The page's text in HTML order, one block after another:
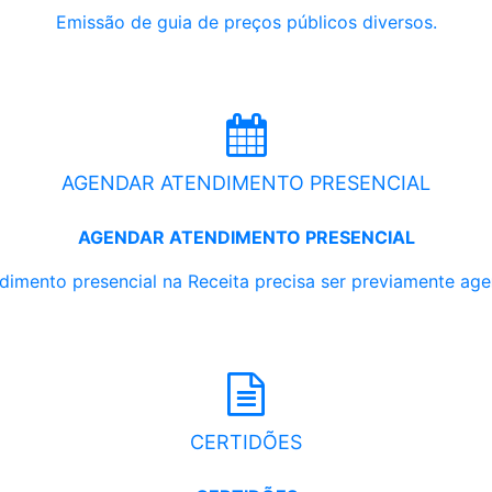
Emissão de guia de preços públicos diversos.
AGENDAR ATENDIMENTO PRESENCIAL
AGENDAR ATENDIMENTO PRESENCIAL
presencial na Receita precisa ser previamente
CERTIDÕES